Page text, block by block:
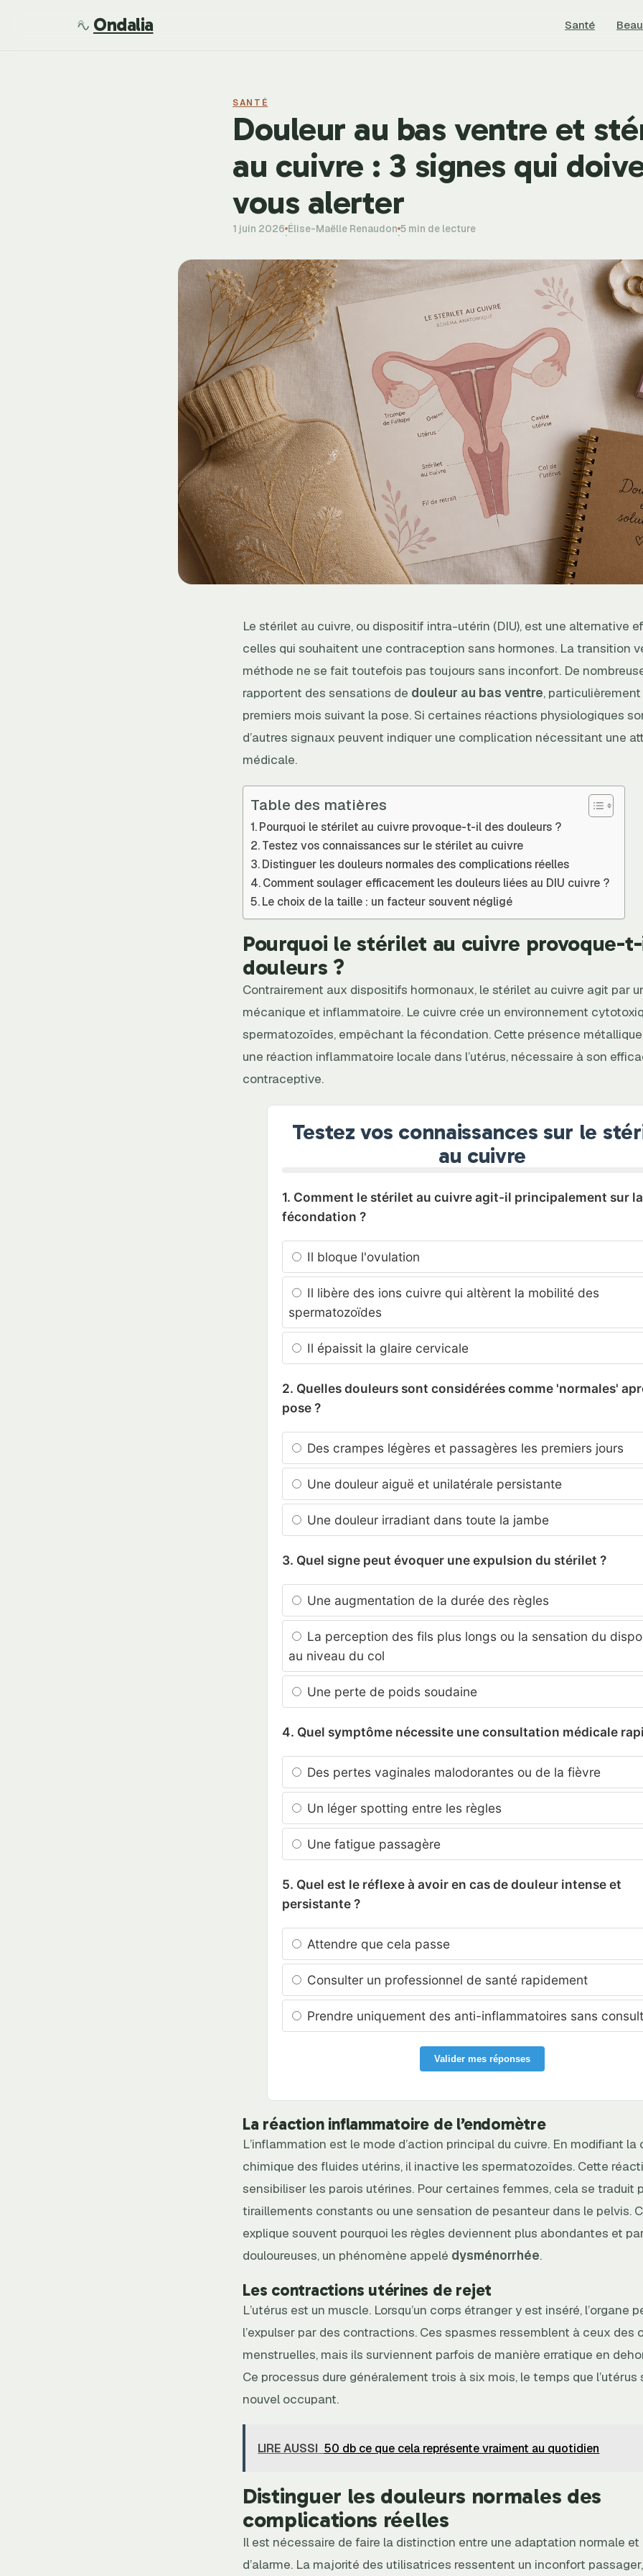
Ondalia Santé
SANTÉ
Douleur au bas ventre et
au cuivre : 3 signes qui
vous alerter
1 juin 2026·Élise-Maëlle Renaudon·5 min de lecture
Le stérilet au cuivre, ou dispositif intra-utérin (DIU), est une alternative
celles qui souhaitent une contraception sans hormones. La transition
méthode ne se fait toutefois pas toujours sans inconfort. De
rapportent des sensations de douleur au bas ventre,
premiers mois suivant la pose. Si certaines réactions physiologiques
d’autres signaux peuvent indiquer une complication nécessitant une
médicale.
Table des matières
Pourquoi le stérilet au cuivre provoque-t-il des douleurs ?
Testez vos connaissances sur le stérilet au cuivre
Distinguer les douleurs normales des complications réelles
Comment soulager efficacement les douleurs liées au DIU cuivre ?
Le choix de la taille : un facteur souvent négligé
Pourquoi le stérilet au cuivre provoque-
douleurs ?
Contrairement aux dispositifs hormonaux, le stérilet au cuivre agit par
mécanique et inflammatoire. Le cuivre crée un environnement
spermatozoïdes, empêchant la fécondation. Cette présence
une réaction inflammatoire locale dans l’utérus, nécessaire à son
contraceptive.
Testez vos connaissances sur le
au cuivre
1. Comment le stérilet au cuivre agit-il principalement sur la
fécondation ?
Il bloque l'ovulation
Il libère des ions cuivre qui altèrent la mobilité des
spermatozoïdes
Il épaissit la glaire cervicale
2. Quelles douleurs sont considérées comme 'normales'
pose ?
Des crampes légères et passagères les premiers jours
Une douleur aiguë et unilatérale persistante
Une douleur irradiant dans toute la jambe
3. Quel signe peut évoquer une expulsion du stérilet ?
Une augmentation de la durée des règles
La perception des fils plus longs ou la sensation du
au niveau du col
Une perte de poids soudaine
4. Quel symptôme nécessite une consultation médicale
Des pertes vaginales malodorantes ou de la fièvre
Un léger spotting entre les règles
Une fatigue passagère
5. Quel est le réflexe à avoir en cas de douleur intense et
persistante ?
Attendre que cela passe
Consulter un professionnel de santé rapidement
Prendre uniquement des anti-inflammatoires sans
Valider mes réponses
La réaction inflammatoire de l’endomètre
L’inflammation est le mode d’action principal du cuivre. En modifiant
chimique des fluides utérins, il inactive les spermatozoïdes. Cette
sensibiliser les parois utérines. Pour certaines femmes, cela se traduit
tiraillements constants ou une sensation de pesanteur dans le pelvis.
explique souvent pourquoi les règles deviennent plus abondantes et
douloureuses, un phénomène appelé dysménorrhée.
Les contractions utérines de rejet
L’utérus est un muscle. Lorsqu’un corps étranger y est inséré, l’organe
l’expulser par des contractions. Ces spasmes ressemblent à ceux des
menstruelles, mais ils surviennent parfois de manière erratique en
Ce processus dure généralement trois à six mois, le temps que l’utérus
nouvel occupant.
LIRE AUSSI 50 db ce que cela représente vraiment au quotidien
Distinguer les douleurs normales des
complications réelles
Il est nécessaire de faire la distinction entre une adaptation normale et
d’alarme. La majorité des utilisatrices ressentent un inconfort